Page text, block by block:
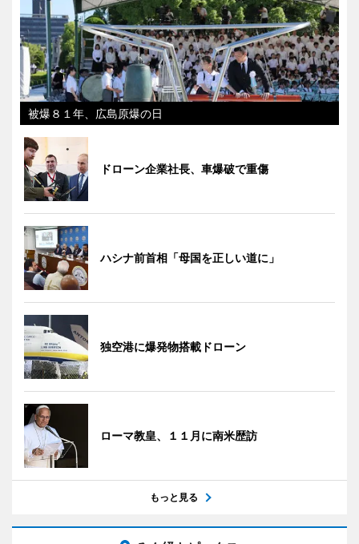
被爆８１年、広島原爆の日
ドローン企業社長、車爆破で重傷
ハシナ前首相「母国を正しい道に」
独空港に爆発物搭載ドローン
ローマ教皇、１１月に南米歴訪
もっと見る